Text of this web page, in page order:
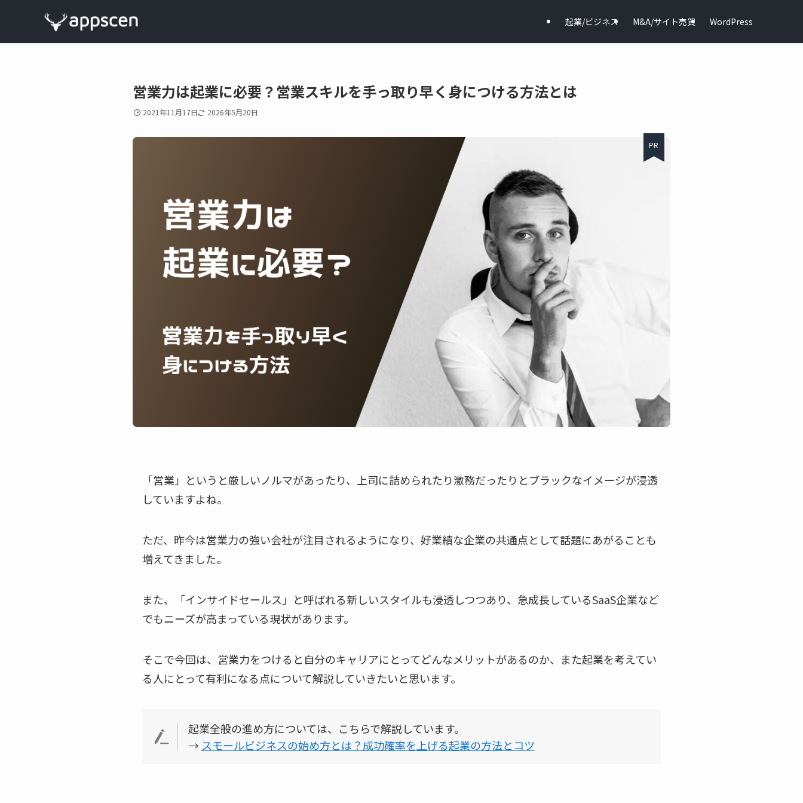
起業/ビジネス M&A/サイト売買 WordPress
営業力は起業に必要？営業スキルを手っ取り早く身につける方法とは
2021年11月17日 2026年5月20日
「営業」というと厳しいノルマがあったり、上司に詰められたり激務だったりとブラックなイメージが浸透
していますよね。
ただ、昨今は営業力の強い会社が注目されるようになり、好業績な企業の共通点として話題にあがることも
増えてきました。
また、「インサイドセールス」と呼ばれる新しいスタイルも浸透しつつあり、急成長しているSaaS企業など
でもニーズが高まっている現状があります。
そこで今回は、営業力をつけると自分のキャリアにとってどんなメリットがあるのか、また起業を考えてい
る人にとって有利になる点について解説していきたいと思います。
起業全般の進め方については、こちらで解説しています。
→ スモールビジネスの始め方とは？成功確率を上げる起業の方法とコツ